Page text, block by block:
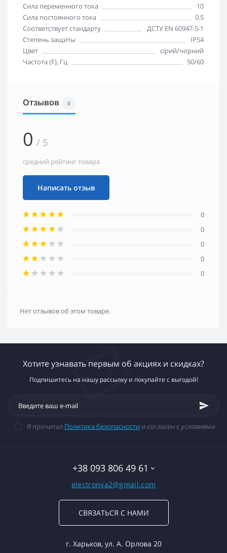
Сила переменного тока
10
Сила постоянного тока
0.5
Соответствует стандарту
ДСТУ EN 60947-5-1
Степень защиты
IP54
Цвет
сірий/чорний
Частота (F), Гц
50/60
Отзывов 0
0 / 5
средний рейтинг товара
Написать отзыв
0
0
0
0
0
Нет отзывов об этом товаре.
Хотите узнавать первым об акциях и скидках?
Подпишитесь на нашу рассылку и покупайте с выгодой!
Я прочитал Политика безопасности и согласен с условиями
+38 093 806 49 61
electronva2@gmail.com
СВЯЗАТЬСЯ С НАМИ
г. Харьков, ул. А. Орлова 20